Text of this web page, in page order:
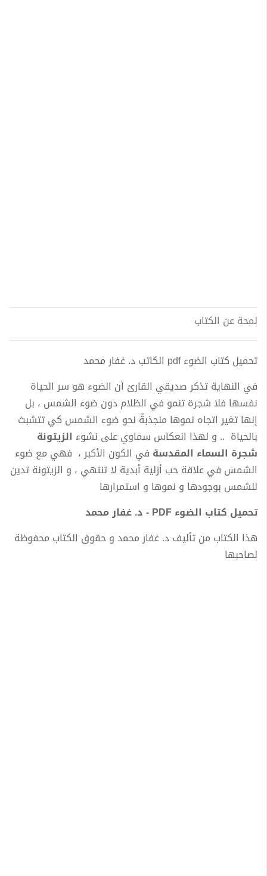
لمحة عن الكتاب
تحميل كتاب الضوء pdf الكاتب د. غفار محمد
في النهاية تذكر صديقي القارئ أن الضوء هو سر الحياة
نفسها فلا شجرة تنمو في الظلام دون ضوء الشمس ، بل
إنها تغير اتجاه نموها منجذبةً نحو ضوء الشمس كي تتشبث
بالحياة .. و لهذا انعكاس سماوي على نشوء الزيتونة
شجرة السماء المقدسة في الكون الأكبر ، فهي مع ضوء
الشمس في علاقة حب أزلية أبدية لا تنتهي ، و الزيتونة تدين
للشمس بوجودها و نموها و استمرارها
تحميل كتاب الضوء PDF - د. غفار محمد
هذا الكتاب من تأليف د. غفار محمد و حقوق الكتاب محفوظة
لصاحبها